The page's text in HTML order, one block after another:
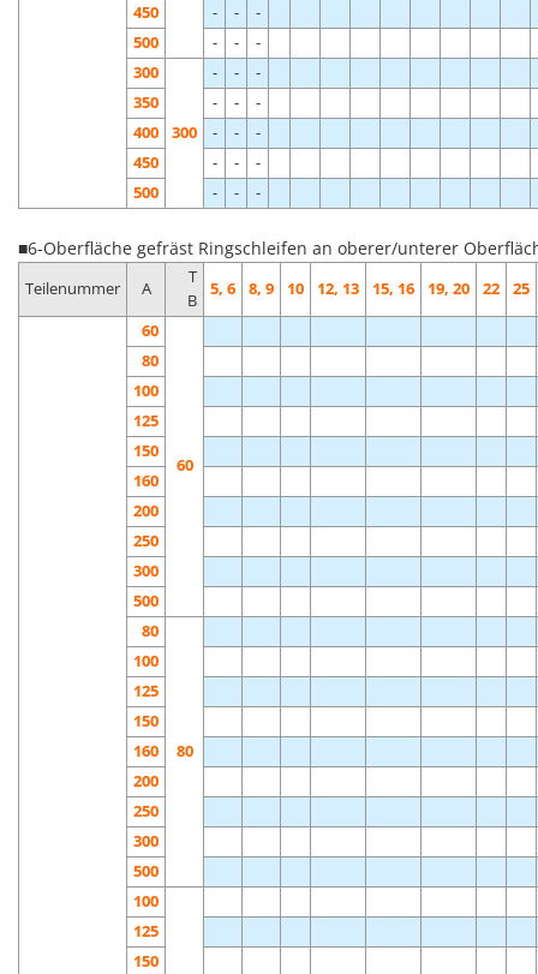
450
- -
-
500
- -
-
300
300
- -
-
350
- -
-
400
- -
-
450
- -
-
500
- - -
■6-Oberfläche gefräst Ringschleifen an oberer/unterer
Teilenummer A
T
B
5, 6 8, 9 10 12, 13 15, 16 19, 20 22 25
60
60
80
100
125
150
160
200
250
300
500
80
80
100
125
150
160
200
250
300
500
100
125
150